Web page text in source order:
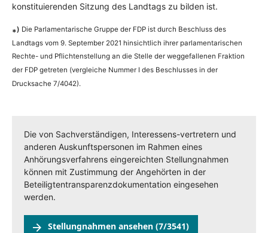
konstituierenden Sitzung des Landtags zu bilden ist.
*) Die Parlamentarische Gruppe der FDP ist durch Beschluss des
Landtags vom 9. September 2021 hinsichtlich ihrer parlamentarischen
Rechte- und Pflichtenstellung an die Stelle der weggefallenen Fraktion
der FDP getreten (vergleiche Nummer I des Beschlusses in der
Drucksache 7/4042).
Die von Sachverständigen, Interessens-vertretern und
anderen Auskunftspersonen im Rahmen eines
Anhörungsverfahrens eingereichten Stellungnahmen
können mit Zustimmung der Angehörten in der
Beteiligtentransparenzdokumentation eingesehen
werden.
Stellungnahmen ansehen (7/3541)